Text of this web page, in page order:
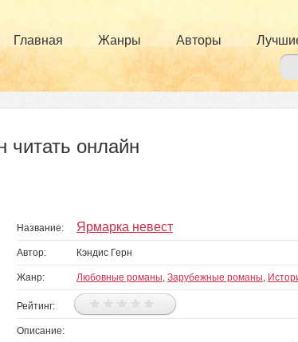
Главная Жанры Авторы
читать онлайн
Название: Ярмарка невест
Автор: Кэндис Герн
Жанр: Любовные романы, Зарубежные романы,
Рейтинг:
Описание: